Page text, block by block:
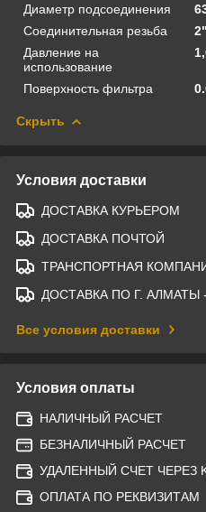
Диаметр подсоединения
Соединительная резьба
2"
Давление на
использование
Поверхность фильтра
Скрыть
Условия доставки
ДОСТАВКА КУРЬЕРОМ
ДОСТАВКА ПОЧТОЙ
ТРАНСПОРТНАЯ
ДОСТАВКА ПО Г. АЛМАТЫ
Все условия доставки
Условия оплаты
НАЛИЧНЫЙ РАСЧЕТ
БЕЗНАЛИЧНЫЙ РАСЧЕТ
УДАЛЕННЫЙ СЧЕТ ЧЕРЕЗ
ОПЛАТА ПО РЕКВИЗИТАМ